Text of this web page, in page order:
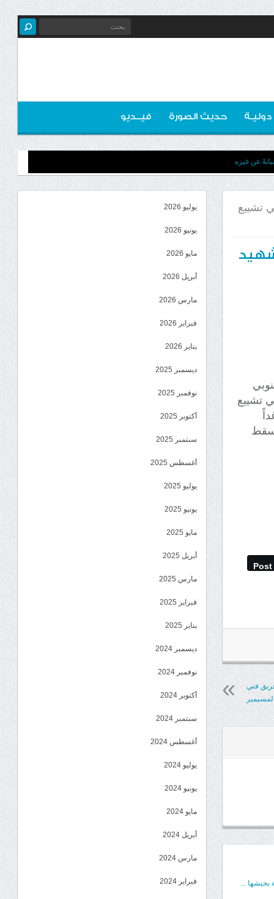
دوليـة حديث الصورة فيــديو
عن غيره
تشييع
تشييع
Post
فني
بجيشها ...
يوليو 2026
يونيو 2026
مايو 2026
أبريل 2026
مارس 2026
فبراير 2026
يناير 2026
ديسمبر 2025
نوفمبر 2025
أكتوبر 2025
سبتمبر 2025
أغسطس 2025
يوليو 2025
يونيو 2025
مايو 2025
أبريل 2025
مارس 2025
فبراير 2025
يناير 2025
ديسمبر 2024
نوفمبر 2024
أكتوبر 2024
سبتمبر 2024
أغسطس 2024
يوليو 2024
يونيو 2024
مايو 2024
أبريل 2024
مارس 2024
فبراير 2024